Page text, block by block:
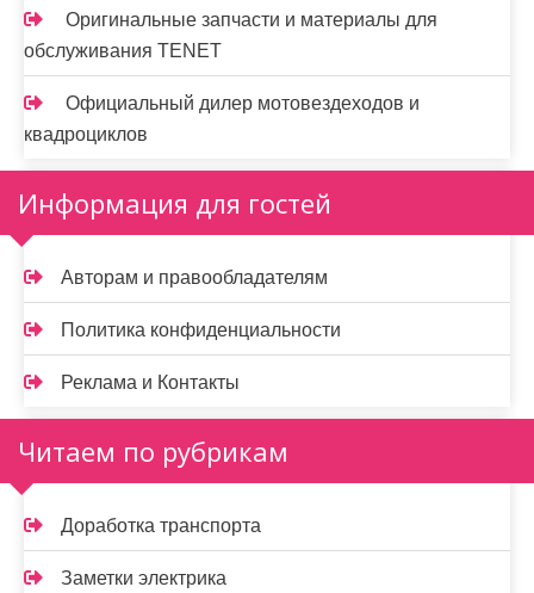
Оригинальные запчасти и материалы для
обслуживания TENET
Официальный дилер мотовездеходов и
квадроциклов
Информация для гостей
Авторам и правообладателям
Политика конфиденциальности
Реклама и Контакты
Читаем по рубрикам
Доработка транспорта
Заметки электрика